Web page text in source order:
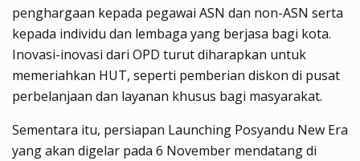
penghargaan kepada pegawai ASN dan non-ASN serta
kepada individu dan lembaga yang berjasa bagi kota.
Inovasi-inovasi dari OPD turut diharapkan untuk
memeriahkan HUT, seperti pemberian diskon di pusat
perbelanjaan dan layanan khusus bagi masyarakat.
Sementara itu, persiapan Launching Posyandu New Era
yang akan digelar pada 6 November mendatang di